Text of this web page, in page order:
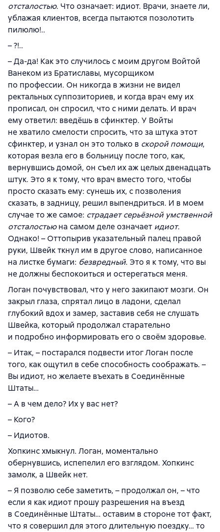
отсталостью. Что означает: идиот. Врачи, знаете ли,
ублажая клиентов, всегда пытаются позолотить
пилюлю!..
– ?!..
– Да-да! Как это случилось с моим другом Войтой
Ванеком из Братиславы, мусорщиком
по профессии. Он никогда в жизни не видел
ректальных суппозиториев, и когда врач ему их
прописал, он спросил, что с ними делать. И врач
ему ответил: введёшь в сфинктер. У Войты
не хватило смелости спросить, что за штука этот
сфинктер, и узнал он это только в скорой помощи,
которая везла его в больницу после того, как,
вернувшись домой, он съел их аж целых двенадцать
штук. Это я к тому, что врач вместо того, чтобы
просто сказать ему: сунешь их, с позволения
сказать, в задницу, решил выпендриться. И в моем
случае то же самое: страдает серьёзной умственной
отсталостьюна самом деле означает идиот.
Однако! – Оттопырив указательный палец правой
руки, Швейк ткнул им в другое слово, написанное
на листке бумаги: безвредный. Это я к тому, что вы
не должны беспокоиться и остерегаться меня.
Логан почувствовал, что у него закипают мозги. Он
закрыл глаза, спрятал лицо в ладони, сделал
глубокий вдох и замер, заставив себя не слушать
Швейка, который продолжал старательно
и подробно информировать его о своём здоровье.
– Итак, – постарался подвести итог Логан после
того, как ощутил в себе способность соображать. –
Вы идиот, но желаете въехать в Соединённые
Штаты…
– А в чем дело? Их у вас нет?
– Кого?
– Идиотов.
Хопкинс хмыкнул. Логан, моментально
обернувшись, испепелил его взглядом. Хопкинс
замолк, а Швейк нет.
– Я позволю себе заметить, – продолжал он, – что
если я как идиот прошу разрешения на въезд
в Соединённые Штаты… оставим в стороне тот факт,
что я совершил для этого длительную поездку… то